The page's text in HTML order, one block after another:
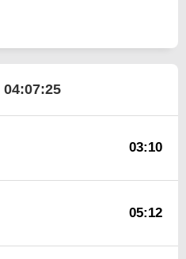
04:07:24
03:10
05:12